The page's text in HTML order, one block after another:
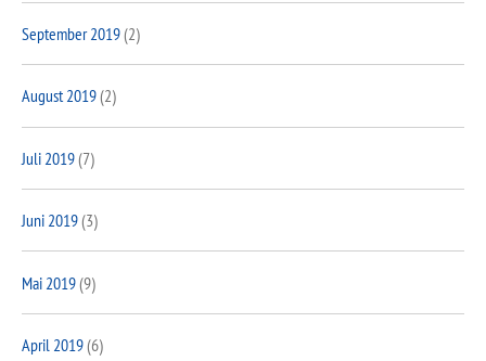
September 2019(2)
August 2019(2)
Juli 2019(7)
Juni 2019(3)
Mai 2019(9)
April 2019(6)